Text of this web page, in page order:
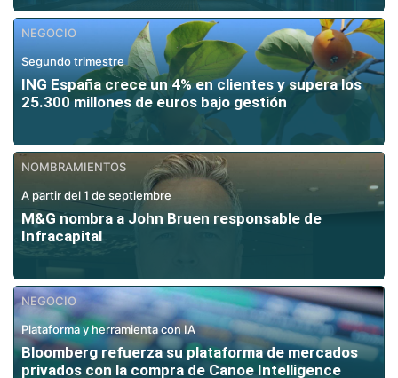
NEGOCIO
Segundo trimestre
ING España crece un 4% en clientes y supera los
25.300 millones de euros bajo gestión
NOMBRAMIENTOS
A partir del 1 de septiembre
M&G nombra a John Bruen responsable de
Infracapital
NEGOCIO
Plataforma y herramienta con IA
Bloomberg refuerza su plataforma de mercados
privados con la compra de Canoe Intelligence